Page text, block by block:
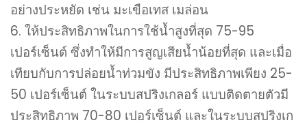
อย่างประหยัด เช่น มะเขือเทส เมล่อน
6. ให้ประสิทธิภาพในการใช้น้ำสูงที่สุด 75-95
เปอร์เซ็นต์ ซึ่งทำให้มีการสูญเสียน้ำน้อยที่สุด และเมื่อ
เทียบกับการปล่อยน้ำท่วมขัง มีประสิทธิภาพเพียง 25-
50 เปอร์เซ็นต์ ในระบบสปริงเกลอร์ แบบติดตายตัวมี
ประสิทธิภาพ 70-80 เปอร์เซ็นต์ และในระบบสปริงเก